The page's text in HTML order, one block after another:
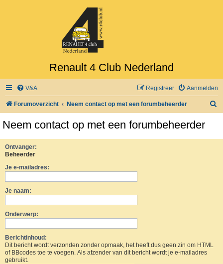
Renault 4 Club Nederland
V&A Aanmelden
Registreer
Forumoverzicht Neem contact op met een forumbeheerder
Neem contact op met een forumbeheerder
Ontvanger:
Beheerder
Je e-mailadres:
Je naam:
Onderwerp:
Berichtinhoud:
Dit bericht wordt verzonden zonder opmaak, het heeft dus geen zin om HTML
of BBcodes toe te voegen. Als afzender van dit bericht wordt je e-mailadres
gebruikt.